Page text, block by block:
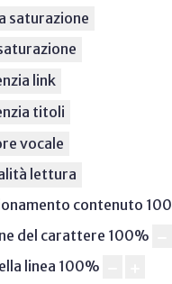
saturazione
link
titoli
vocale
lettura
contenuto 100
del carattere 100%
linea 100%